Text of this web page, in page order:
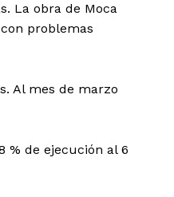
La obra de Moca
problemas
Al mes de marzo
% de ejecución al 6